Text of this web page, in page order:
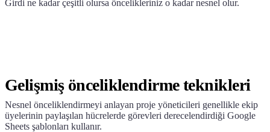
Girdi ne kadar çeşitli olursa öncelikleriniz o kadar nesnel olur.
Gelişmiş önceliklendirme teknikleri
Nesnel önceliklendirmeyi anlayan proje yöneticileri genellikle ekip
üyelerinin paylaşılan hücrelerde görevleri derecelendirdiği Google
Sheets şablonları kullanır.